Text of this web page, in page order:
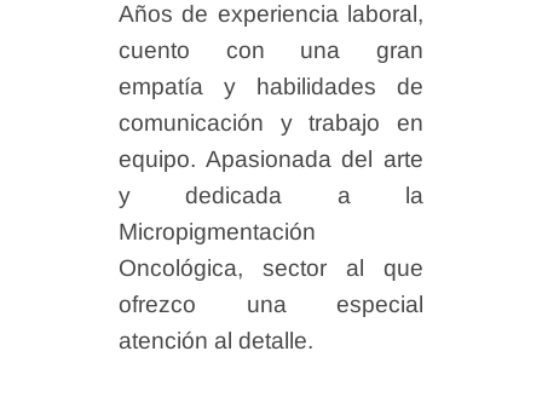
Años de experiencia laboral,
cuento con una gran
empatía y habilidades de
comunicación y trabajo en
equipo. Apasionada del arte
y dedicada a la
Micropigmentación
Oncológica, sector al que
ofrezco una especial
atención al detalle.